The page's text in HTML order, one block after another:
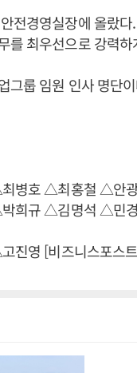
전경영실장에 올랐
를 최우선으로 강력
그룹 임원 인사 명단
병호 △최홍철 △안
희규 △김명석 △민
진영 [비즈니스포스